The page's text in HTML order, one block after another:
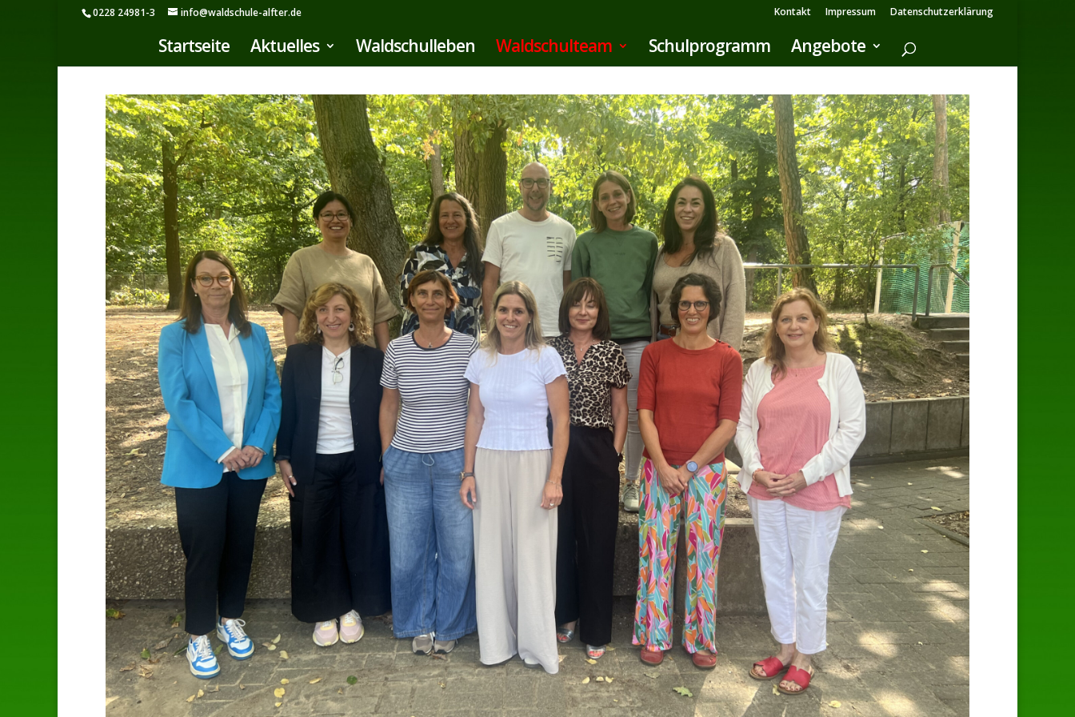
0228 24981-3 info@waldschule-alfter.de Kontakt Impressum Datenschutzerklärung
Startseite Aktuelles Waldschulleben Waldschulteam Schulprogramm Angebote